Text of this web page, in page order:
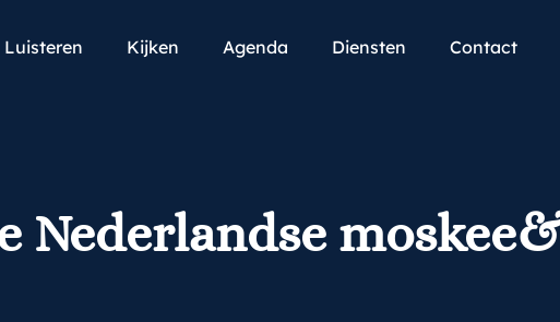
Luisteren Kijken Agenda Diensten Contact
Nederlandse